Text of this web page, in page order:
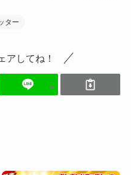
ター
アしてね！